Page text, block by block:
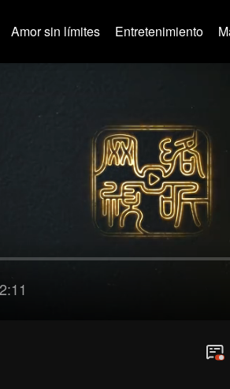
Amor sin límites Entretenimiento